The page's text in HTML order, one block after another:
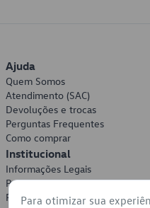
Ajuda
Quem Somos
Atendimento (SAC)
Devoluções e trocas
Perguntas Frequentes
Como comprar
Institucional
Informações Legais
Política de Privacidade
Política de Cookies
Para otimizar sua